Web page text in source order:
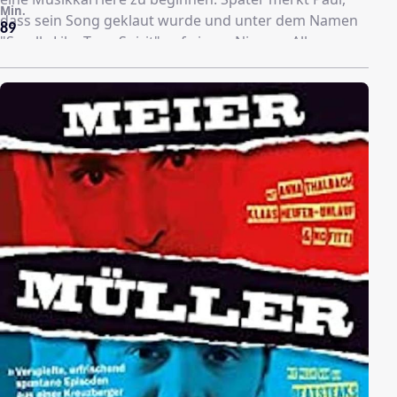
dass sein Song geklaut wurde und unter dem Namen
"Smells Like Teen Spirit" auf einem Nirvana-Album zu
hören ist! Er sieht sich dreifach betrogen: um seinen
gerechten Lohn, den Plattenvertrag und Saskias Liebe.
Also will Paul sich beim Nirvana-Frontmann Kurt
Cobain beschweren und folgt der Band, die sich 1991
auf Deutschlandtour befindet, von Konzert zu Konzert.
Aber als er schließlich der verrückten Hamburgerin
Tolle begegnet, realisiert er langsam, dass es
Schöneres gibt als Ruhm und Ehre…
89
Min.